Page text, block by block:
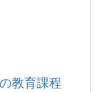
教育課程